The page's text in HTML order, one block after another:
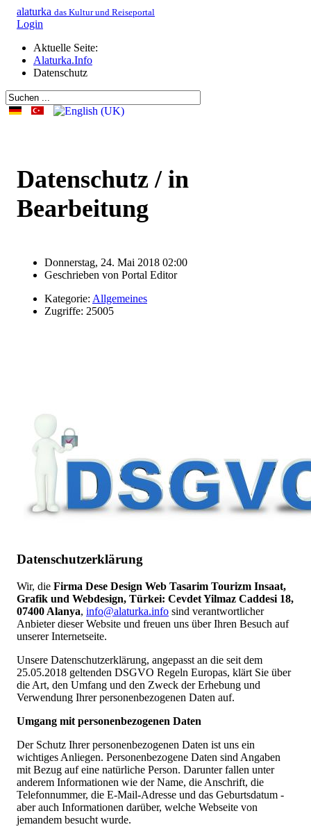
alaturka das Kultur und Reiseportal
Login
Aktuelle Seite:
Alaturka.Info
Datenschutz
Datenschutz / in
Bearbeitung
Donnerstag, 24. Mai 2018 02:00
Geschrieben von Portal Editor
Kategorie: Allgemeines
Zugriffe: 25005
Datenschutzerklärung
Wir, die Firma Dese Design Web Tasarim Tourizm Insaat,
Grafik und Webdesign, Türkei: Cevdet Yilmaz Caddesi 18,
07400 Alanya, info@alaturka.info sind verantwortlicher
Anbieter dieser Website und freuen uns über Ihren Besuch auf
unserer Internetseite.
Unsere Datenschutzerklärung, angepasst an die seit dem
25.05.2018 geltenden DSGVO Regeln Europas, klärt Sie über
die Art, den Umfang und den Zweck der Erhebung und
Verwendung Ihrer personenbezogenen Daten auf.
Umgang mit personenbezogenen Daten
Der Schutz Ihrer personenbezogenen Daten ist uns ein
wichtiges Anliegen. Personenbezogene Daten sind Angaben
mit Bezug auf eine natürliche Person. Darunter fallen unter
anderem Informationen wie der Name, die Anschrift, die
Telefonnummer, die E-Mail-Adresse und das Geburtsdatum -
aber auch Informationen darüber, welche Webseite von
jemandem besucht wurde.